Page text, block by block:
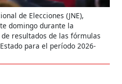
de Elecciones (JNE),
domingo durante la
resultados de las fórmulas
para el período 2026-